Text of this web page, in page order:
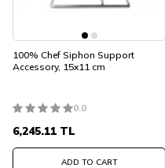
100% Chef Siphon Support
Accessory, 15x11 cm
0.0
6,245.11 TL
ADD TO CART